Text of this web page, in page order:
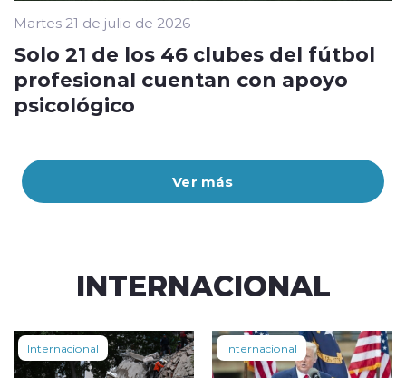
Ver más
Martes 21 de julio de 2026
Solo 21 de los 46 clubes del fútbol
profesional cuentan con apoyo
psicológico
INTERNACIONAL
Internacional Internacional